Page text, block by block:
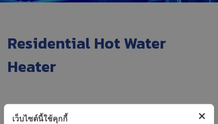
Residential Hot Water
Heater
เว็บไซต์นี้ใช้คุกกี้